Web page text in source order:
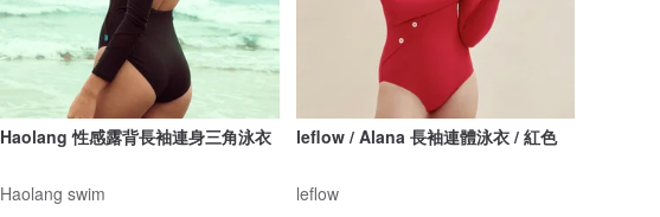
Haolang 性感露背長袖連身三角泳衣
Haolang swim
leflow / Alana 長袖連體泳衣 / 紅色
leflow